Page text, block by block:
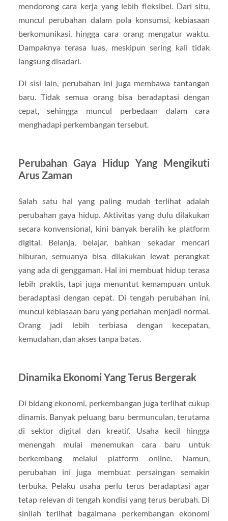
mendorong cara kerja yang lebih fleksibel. Dari situ,
muncul perubahan dalam pola konsumsi, kebiasaan
berkomunikasi, hingga cara orang mengatur waktu.
Dampaknya terasa luas, meskipun sering kali tidak
langsung disadari.
Di sisi lain, perubahan ini juga membawa tantangan
baru. Tidak semua orang bisa beradaptasi dengan
cepat, sehingga muncul perbedaan dalam cara
menghadapi perkembangan tersebut.
Perubahan Gaya Hidup Yang Mengikuti
Arus Zaman
Salah satu hal yang paling mudah terlihat adalah
perubahan gaya hidup. Aktivitas yang dulu dilakukan
secara konvensional, kini banyak beralih ke platform
digital. Belanja, belajar, bahkan sekadar mencari
hiburan, semuanya bisa dilakukan lewat perangkat
yang ada di genggaman. Hal ini membuat hidup terasa
lebih praktis, tapi juga menuntut kemampuan untuk
beradaptasi dengan cepat. Di tengah perubahan ini,
muncul kebiasaan baru yang perlahan menjadi normal.
Orang jadi lebih terbiasa dengan kecepatan,
kemudahan, dan akses tanpa batas.
Dinamika Ekonomi Yang Terus Bergerak
Di bidang ekonomi, perkembangan juga terlihat cukup
dinamis. Banyak peluang baru bermunculan, terutama
di sektor digital dan kreatif. Usaha kecil hingga
menengah mulai menemukan cara baru untuk
berkembang melalui platform online. Namun,
perubahan ini juga membuat persaingan semakin
terbuka. Pelaku usaha perlu terus beradaptasi agar
tetap relevan di tengah kondisi yang terus berubah. Di
sinilah terlihat bagaimana perkembangan ekonomi